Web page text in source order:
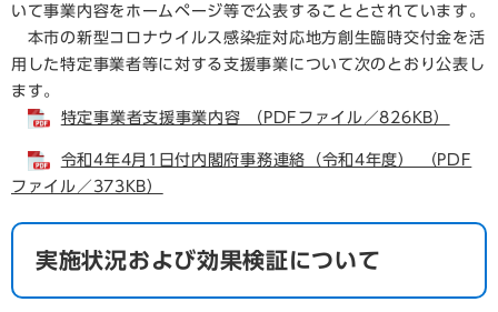
いて事業内容をホームページ等で公表することとされています。
本市の新型コロナウイルス感染症対応地方創生臨時交付金を活
用した特定事業者等に対する支援事業について次のとおり公表し
ます。
特定事業者支援事業内容 （PDFファイル／826KB）
令和4年4月1日付内閣府事務連絡（令和4年度） （PDF
ファイル／373KB）
実施状況および効果検証について